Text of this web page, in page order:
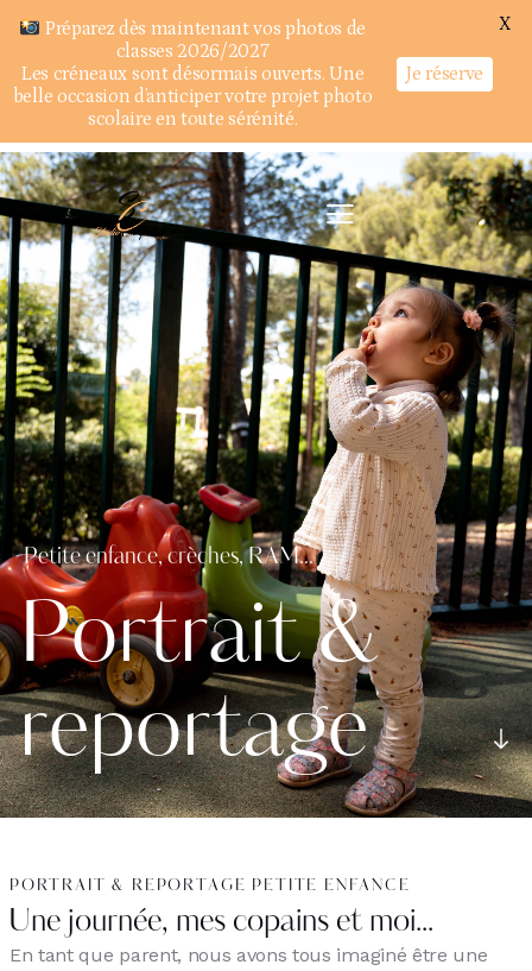
Petite enfance, crèches, RAM...
Portrait &
reportage
PORTRAIT & REPORTAGE PETITE ENFANCE
Une journée, mes copains et moi...
En tant que parent, nous avons tous imaginé être une
Préparez dès maintenant vos photos de
classes 2026/2027
Les créneaux sont désormais ouverts. Une
belle occasion d’anticiper votre projet photo
scolaire en toute sérénité.
Je réserve
X